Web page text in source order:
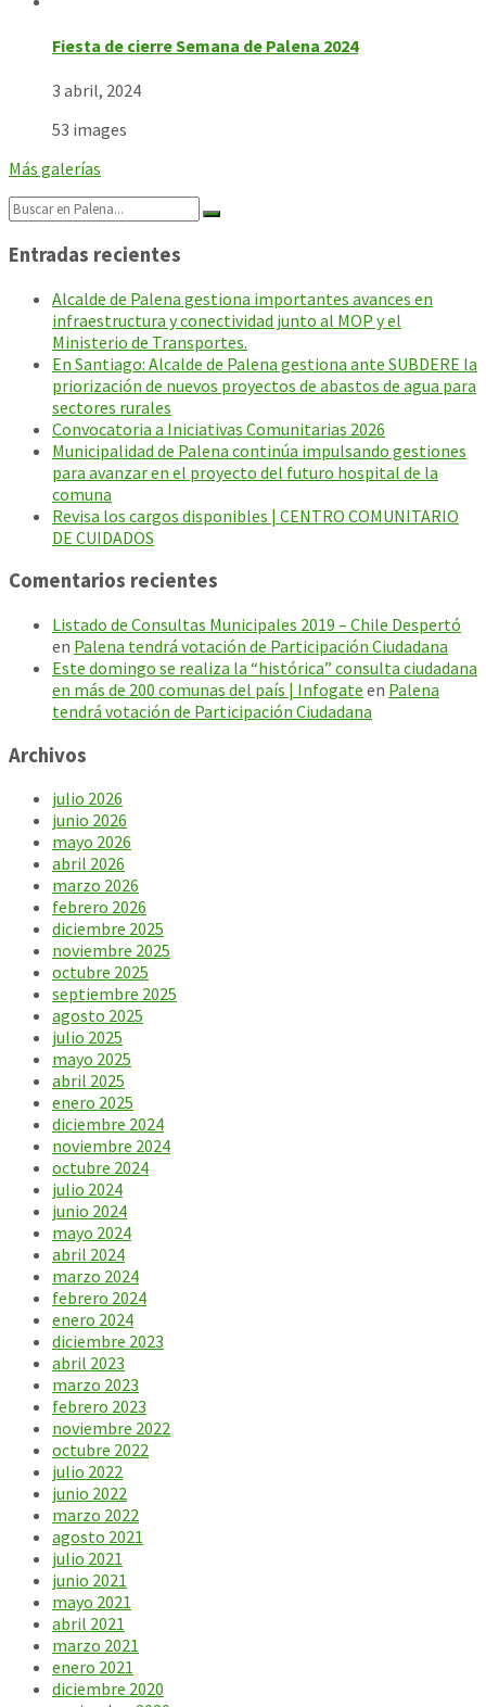
Fiesta de cierre Semana de Palena 2024
3 abril, 2024
53 images
Más galerías
Search:
Entradas recientes
Alcalde de Palena gestiona importantes avances en
infraestructura y conectividad junto al MOP y el
Ministerio de Transportes.
En Santiago: Alcalde de Palena gestiona ante SUBDERE la
priorización de nuevos proyectos de abastos de agua para
sectores rurales
Convocatoria a Iniciativas Comunitarias 2026
Municipalidad de Palena continúa impulsando gestiones
para avanzar en el proyecto del futuro hospital de la
comuna
Revisa los cargos disponibles | CENTRO COMUNITARIO
DE CUIDADOS
Comentarios recientes
Listado de Consultas Municipales 2019 – Chile Despertó
en Palena tendrá votación de Participación Ciudadana
Este domingo se realiza la “histórica” consulta ciudadana
en más de 200 comunas del país | Infogate en Palena
tendrá votación de Participación Ciudadana
Archivos
julio 2026
junio 2026
mayo 2026
abril 2026
marzo 2026
febrero 2026
diciembre 2025
noviembre 2025
octubre 2025
septiembre 2025
agosto 2025
julio 2025
mayo 2025
abril 2025
enero 2025
diciembre 2024
noviembre 2024
octubre 2024
julio 2024
junio 2024
mayo 2024
abril 2024
marzo 2024
febrero 2024
enero 2024
diciembre 2023
abril 2023
marzo 2023
febrero 2023
noviembre 2022
octubre 2022
julio 2022
junio 2022
marzo 2022
agosto 2021
julio 2021
junio 2021
mayo 2021
abril 2021
marzo 2021
enero 2021
diciembre 2020